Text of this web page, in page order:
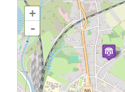
chargement de la carte - veuillez patienter...
+
-